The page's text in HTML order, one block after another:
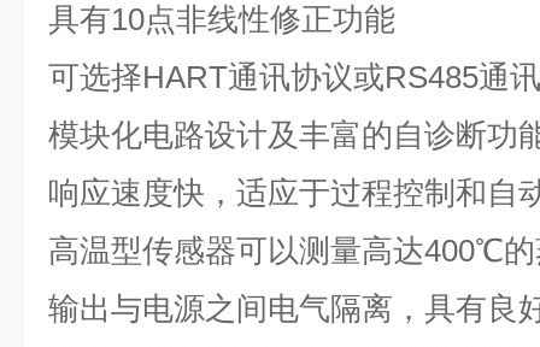
具有10点非线性修正功能
可选择HART通讯协议或RS485通
模块化电路设计及丰富的自诊断功
响应速度快，适应于过程控制和自
高温型传感器可以测量高达400℃
输出与电源之间电气隔离，具有良